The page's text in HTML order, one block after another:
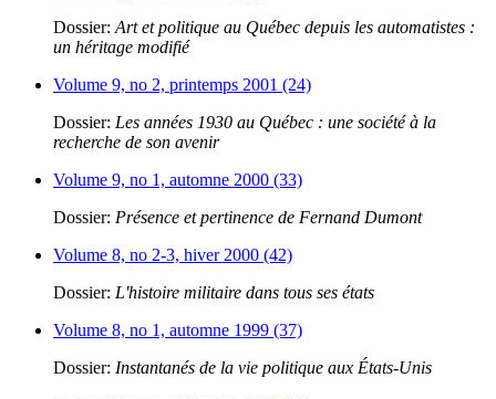
Dossier: Art et politique au Québec depuis les automatistes :
un héritage modifié
Volume 9, no 2, printemps 2001 (24)
Dossier: Les années 1930 au Québec : une société à la
recherche de son avenir
Volume 9, no 1, automne 2000 (33)
Dossier: Présence et pertinence de Fernand Dumont
Volume 8, no 2-3, hiver 2000 (42)
Dossier: L'histoire militaire dans tous ses états
Volume 8, no 1, automne 1999 (37)
Dossier: Instantanés de la vie politique aux États-Unis